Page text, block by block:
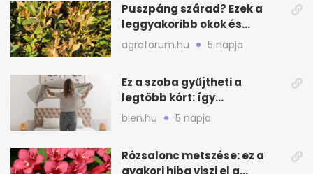
Puszpáng szárad? Ezek a
leggyakoribb okok és
teendők
agroforum.hu 5 napja
Ez a szoba gyűjtheti a
legtöbb kórt: így
mélytisztítsd otthon
bien.hu 5 napja
Rózsalonc metszése: ez a
gyakori hiba viszi el a